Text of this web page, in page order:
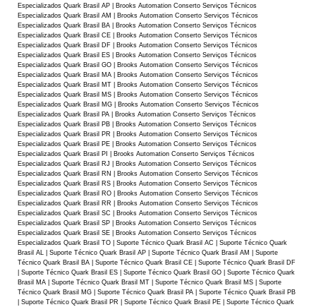
Especializados Quark Brasil AP | Brooks Automation Conserto Serviços Técnicos
Especializados Quark Brasil AM | Brooks Automation Conserto Serviços Técnicos
Especializados Quark Brasil BA | Brooks Automation Conserto Serviços Técnicos
Especializados Quark Brasil CE | Brooks Automation Conserto Serviços Técnicos
Especializados Quark Brasil DF | Brooks Automation Conserto Serviços Técnicos
Especializados Quark Brasil ES | Brooks Automation Conserto Serviços Técnicos
Especializados Quark Brasil GO | Brooks Automation Conserto Serviços Técnicos
Especializados Quark Brasil MA | Brooks Automation Conserto Serviços Técnicos
Especializados Quark Brasil MT | Brooks Automation Conserto Serviços Técnicos
Especializados Quark Brasil MS | Brooks Automation Conserto Serviços Técnicos
Especializados Quark Brasil MG | Brooks Automation Conserto Serviços Técnicos
Especializados Quark Brasil PA | Brooks Automation Conserto Serviços Técnicos
Especializados Quark Brasil PB | Brooks Automation Conserto Serviços Técnicos
Especializados Quark Brasil PR | Brooks Automation Conserto Serviços Técnicos
Especializados Quark Brasil PE | Brooks Automation Conserto Serviços Técnicos
Especializados Quark Brasil PI | Brooks Automation Conserto Serviços Técnicos
Especializados Quark Brasil RJ | Brooks Automation Conserto Serviços Técnicos
Especializados Quark Brasil RN | Brooks Automation Conserto Serviços Técnicos
Especializados Quark Brasil RS | Brooks Automation Conserto Serviços Técnicos
Especializados Quark Brasil RO | Brooks Automation Conserto Serviços Técnicos
Especializados Quark Brasil RR | Brooks Automation Conserto Serviços Técnicos
Especializados Quark Brasil SC | Brooks Automation Conserto Serviços Técnicos
Especializados Quark Brasil SP | Brooks Automation Conserto Serviços Técnicos
Especializados Quark Brasil SE | Brooks Automation Conserto Serviços Técnicos
Especializados Quark Brasil TO | Suporte Técnico Quark Brasil AC | Suporte Técnico Quark
Brasil AL | Suporte Técnico Quark Brasil AP | Suporte Técnico Quark Brasil AM | Suporte
Técnico Quark Brasil BA | Suporte Técnico Quark Brasil CE | Suporte Técnico Quark Brasil DF
| Suporte Técnico Quark Brasil ES | Suporte Técnico Quark Brasil GO | Suporte Técnico Quark
Brasil MA | Suporte Técnico Quark Brasil MT | Suporte Técnico Quark Brasil MS | Suporte
Técnico Quark Brasil MG | Suporte Técnico Quark Brasil PA | Suporte Técnico Quark Brasil PB
| Suporte Técnico Quark Brasil PR | Suporte Técnico Quark Brasil PE | Suporte Técnico Quark